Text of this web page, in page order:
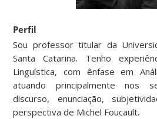
Perfil
Sou professor titular da
Santa Catarina. Tenho
Linguística, com ênfase em
atuando principalmente nos
discurso, enunciação,
perspectiva de Michel Foucault.